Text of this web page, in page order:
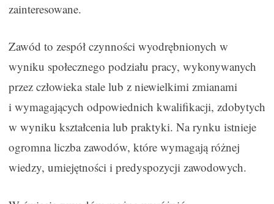
zainteresowane.
Zawód to zespół czynności wyodrębnionych w
wyniku społecznego podziału pracy, wykonywanych
przez człowieka stale lub z niewielkimi zmianami
i wymagających odpowiednich kwalifikacji, zdobytych
w wyniku kształcenia lub praktyki. Na rynku istnieje
ogromna liczba zawodów, które wymagają różnej
wiedzy, umiejętności i predyspozycji zawodowych.